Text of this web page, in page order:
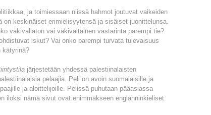
ja toimiessaan niissä hahmot joutuvat vaikeiden
keskinäiset erimielisyytensä ja sisäiset juonittelunsa.
väkivallaton vai väkivaltainen vastarinta parempi tie?
iskut? Vai onko parempi turvata tulevaisuus
kätyrinä?
järjestetään yhdessä palestiinalaisten
pelaajia. Peli on avoin suomalaisille ja
ja aloittelijoille. Pelissä puhutaan pääasiassa
iloksi nämä sivut ovat enimmäkseen englanninkieliset.